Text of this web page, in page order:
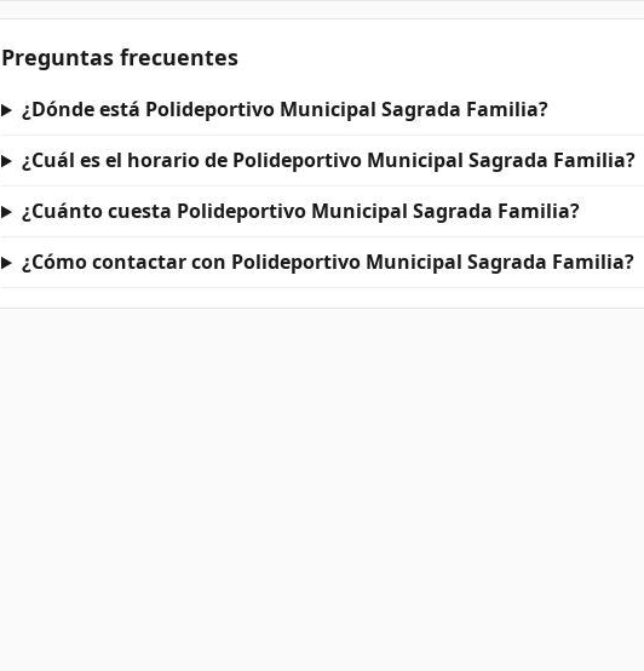
Preguntas frecuentes
¿Dónde está Polideportivo Municipal Sagrada Familia?
¿Cuál es el horario de Polideportivo Municipal Sagrada Familia?
¿Cuánto cuesta Polideportivo Municipal Sagrada Familia?
¿Cómo contactar con Polideportivo Municipal Sagrada Familia?